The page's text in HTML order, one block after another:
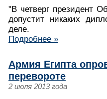
"В четверг президент
допустит никаких
деле.
Подробнее »
Армия Египта
перевороте
2 июля 2013 года